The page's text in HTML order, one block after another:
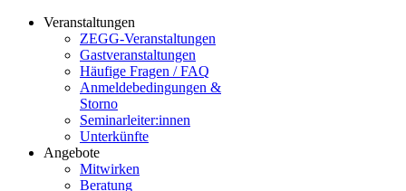
Veranstaltungen
ZEGG-Veranstaltungen
Gastveranstaltungen
Häufige Fragen / FAQ
Anmeldebedingungen &
Storno
Seminarleiter:innen
Unterkünfte
Angebote
Mitwirken
Beratung